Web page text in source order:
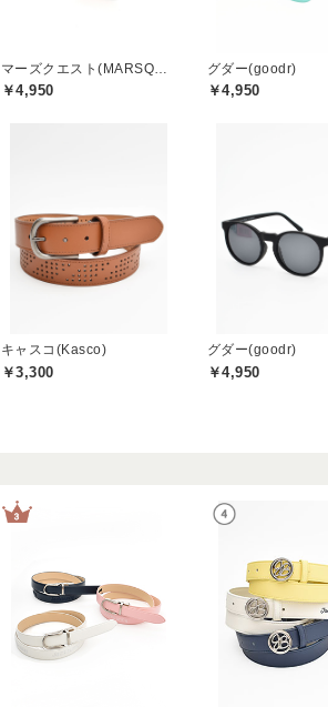
￥4,950
グダー(goodr)
￥4,950
キャスコ(Kasco)
￥3,300
グダー(goodr)
￥4,950